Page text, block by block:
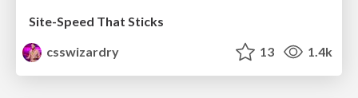
Site-Speed That Sticks
csswizardry
13 1.4k